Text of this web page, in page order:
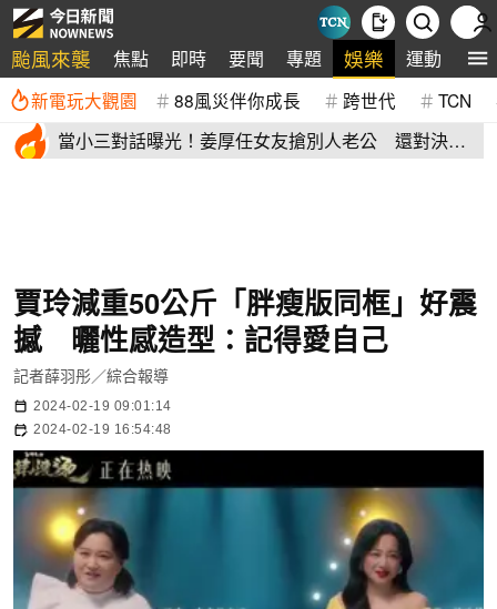
颱風來襲 焦點 即時 要聞 專題 娛樂 運動 全
新電玩大觀園 88風災伴你成長 跨世代 TCN
當小三對話曝光！姜厚任女友搶別人老公 還對決正
賈玲減重50公斤「胖瘦版同框」好震
撼 曬性感造型：記得愛自己
記者薛羽彤／綜合報導
2024-02-19 09:01:14
2024-02-19 16:54:48